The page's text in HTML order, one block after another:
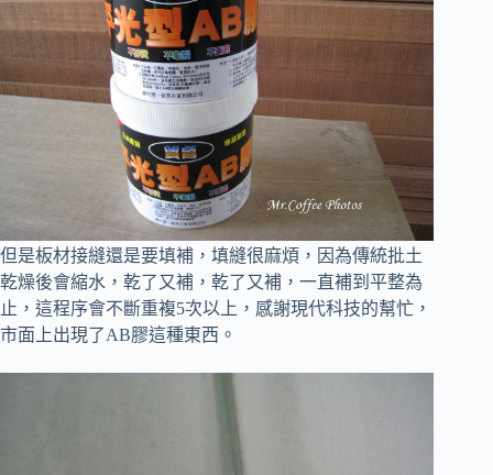
但是板材接縫還是要填補，填縫很麻煩，因為傳統批土
乾燥後會縮水， 乾了又補，乾了又補，一直補到平整為
止，這程序會不斷重複5次以上，感謝現代科技的幫忙，
市面上出現了AB膠這種東西。